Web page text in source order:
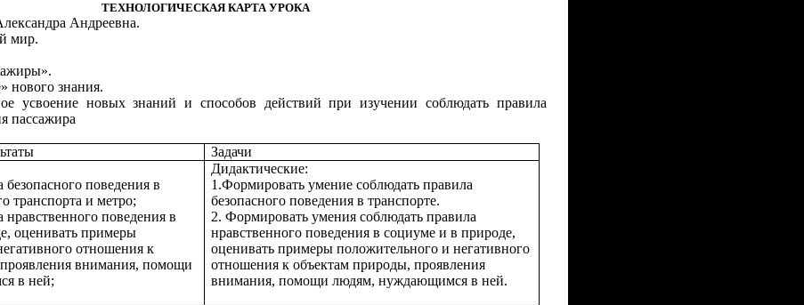
ТЕХНОЛОГИЧЕСКАЯ КАРТА УРОКА
Андреевна.
мир.
нового знания.
усвоение новых знаний и способов действий при изучении соблюдать правила
пассажира
Задачи
безопасного поведения в
транспорта и метро;
нравственного поведения в
оценивать примеры
отношения к
внимания, помощи
в ней;
Дидактические:
1.Формировать умение соблюдать правила
безопасного поведения в транспорте.
2. Формировать умения соблюдать правила
нравственного поведения в социуме и в природе,
оценивать примеры положительного и негативного
отношения к объектам природы, проявления
внимания, помощи людям, нуждающимся в ней.